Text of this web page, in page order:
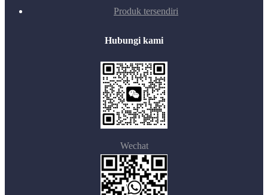
Produk tersendiri
Hubungi kami
Wechat